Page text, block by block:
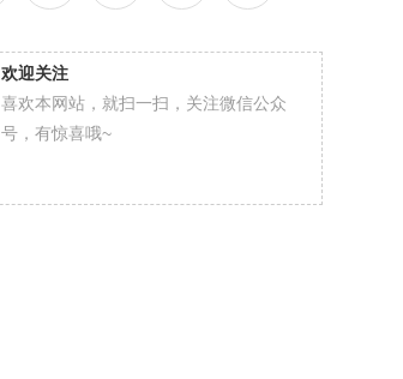
欢迎关注
喜欢本网站，就扫一扫，关注微信公众
号，有惊喜哦~